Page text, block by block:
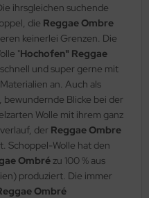
ihrsgleichen suchende
die Reggae Ombre
keinerlei Grenzen. Die
"Hochofen" Reggae
und super gerne mit
an. Auch als
Blicke bei der
Wolle mit ihrem ganz
der Reggae Ombre
Schoppel-Wolle hat den
Ombrézu 100 % aus
produziert. Die immer
Ombré